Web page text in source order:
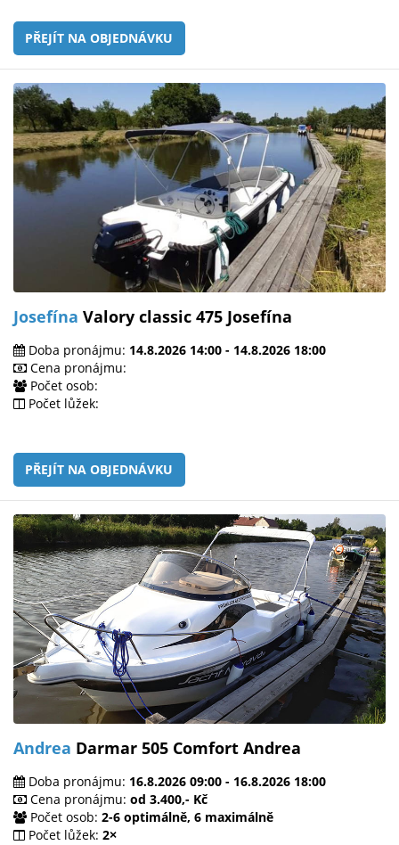
PŘEJÍT NA OBJEDNÁVKU
Josefína Valory classic 475 Josefína
Doba pronájmu: 14.8.2026 14:00 - 14.8.2026 18:00
Cena pronájmu:
Počet osob:
Počet lůžek:
PŘEJÍT NA OBJEDNÁVKU
Andrea Darmar 505 Comfort Andrea
Doba pronájmu: 16.8.2026 09:00 - 16.8.2026 18:00
Cena pronájmu: od 3.400,- Kč
Počet osob: 2-6 optimálně, 6 maximálně
Počet lůžek: 2×